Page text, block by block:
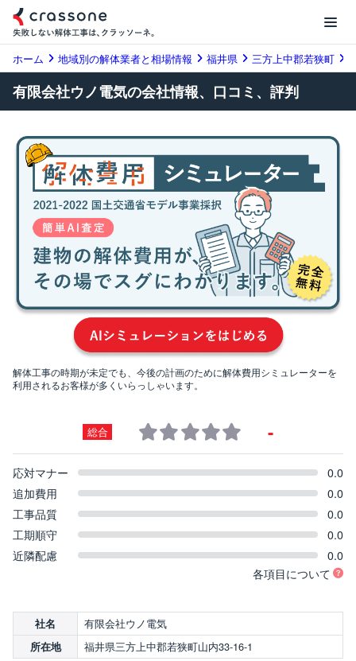
ホーム 地域別の解体業者と相場情報 福井県 三方上中郡若狭町
有限会社ウノ電気の会社情報、口コミ、評判
解体工事の時期が未定でも、今後の計画のために解体費用シミュレーターを
利用されるお客様が多くいらっしゃいます。
総合 -
応対マナー
0.0
追加費用
0.0
工事品質
0.0
工期順守
0.0
近隣配慮
0.0
各項目について
社名 有限会社ウノ電気
所在地 福井県三方上中郡若狭町山内33-16-1